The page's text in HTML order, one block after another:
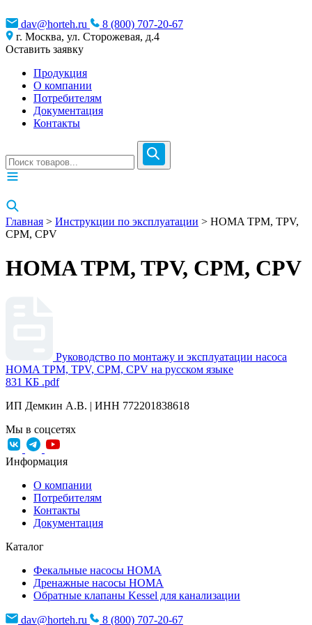
dav@horteh.ru
8 (800) 707-20-67
г. Москва, ул. Сторожевая, д.4
Оставить заявку
Продукция
О компании
Потребителям
Документация
Контакты
Главная > Инструкции по эксплуатации > HOMA TPM, TPV,
CPM, CPV
HOMA TPM, TPV, CPM, CPV
Руководство по монтажу и эксплуатации насоса
HOMA TPM, TPV, CPM, CPV на русском языке
831 КБ .pdf
ИП Демкин А.В. | ИНН 772201838618
Мы в соцсетях
Информация
О компании
Потребителям
Контакты
Документация
Каталог
Фекальные насосы HOMA
Дренажные насосы HOMA
Обратные клапаны Kessel для канализации
dav@horteh.ru 8 (800) 707-20-67